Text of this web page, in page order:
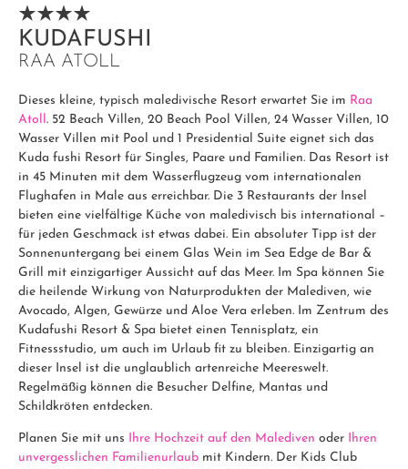
KUDAFUSHI
RAA ATOLL
Dieses kleine, typisch maledivische Resort erwartet Sie im Raa
Atoll . 52 Beach Villen, 20 Beach Pool Villen, 24 Wasser Villen, 10
Wasser Villen mit Pool und 1 Presidential Suite eignet sich das
Kuda fushi Resort für Singles, Paare und Familien. Das Resort ist
in 45 Minuten mit dem Wasserflugzeug vom internationalen
Flughafen in Male aus erreichbar. Die 3 Restaurants der Insel
bieten eine vielfältige Küche von maledivisch bis international –
für jeden Geschmack ist etwas dabei. Ein absoluter Tipp ist der
Sonnenuntergang bei einem Glas Wein im Sea Edge de Bar &
Grill mit einzigartiger Aussicht auf das Meer. Im Spa können Sie
die heilende Wirkung von Naturprodukten der Malediven, wie
Avocado, Algen, Gewürze und Aloe Vera erleben. Im Zentrum des
Kudafushi Resort & Spa bietet einen Tennisplatz, ein
Fitnessstudio, um auch im Urlaub fit zu bleiben. Einzigartig an
dieser Insel ist die unglaublich artenreiche Meereswelt.
Regelmäßig können die Besucher Delfine, Mantas und
Schildkröten entdecken.
Planen Sie mit uns Ihre Hochzeit auf den Malediven oder Ihren
unvergesslichen Familienurlaub mit Kindern. Der Kids Club